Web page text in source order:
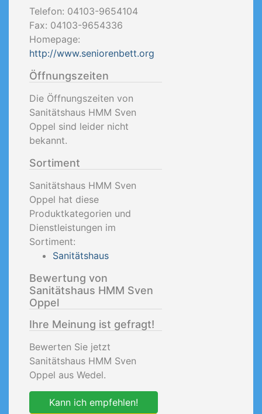
Telefon: 04103-9654104
Fax: 04103-9654336
Homepage:
http://www.seniorenbett.org
Öffnungszeiten
Die Öffnungszeiten von
Sanitätshaus HMM Sven
Oppel sind leider nicht
bekannt.
Sortiment
Sanitätshaus HMM Sven
Oppel hat diese
Produktkategorien und
Dienstleistungen im
Sortiment:
Sanitätshaus
Bewertung von
Sanitätshaus HMM Sven
Oppel
Ihre Meinung ist gefragt!
Bewerten Sie jetzt
Sanitätshaus HMM Sven
Oppel aus Wedel.
Kann ich empfehlen!